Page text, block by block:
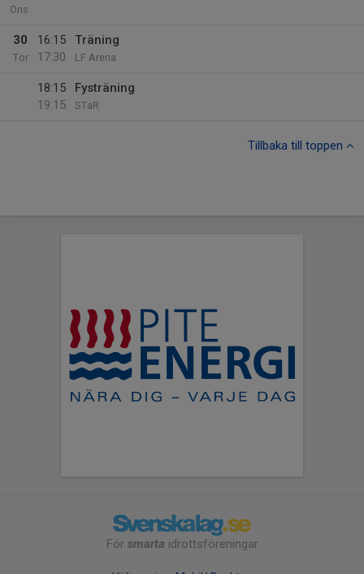
Ons
30
Tor
16:15
17:30
Träning
LF Arena
18:15
19:15
Fysträning
STaR
Tillbaka till toppen
För smarta idrottsföreningar